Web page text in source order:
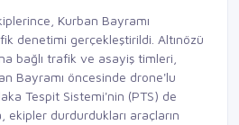
Kurban Bayramı
denetimi gerçekleştirildi. Altınözü
bağlı trafik ve asayiş timleri,
Bayramı öncesinde drone'lu
Tespit Sistemi'nin (PTS) de
ekipler durdurdukları araçların